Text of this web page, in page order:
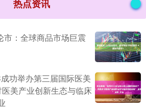
热点资讯
市：全球商品市场巨震
功举办第三届国际医美
美产业创新生态与临床